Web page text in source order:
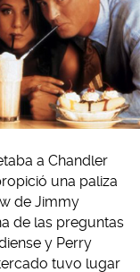
a Chandler
una paliza
de Jimmy
de las preguntas
y Perry
tuvo lugar